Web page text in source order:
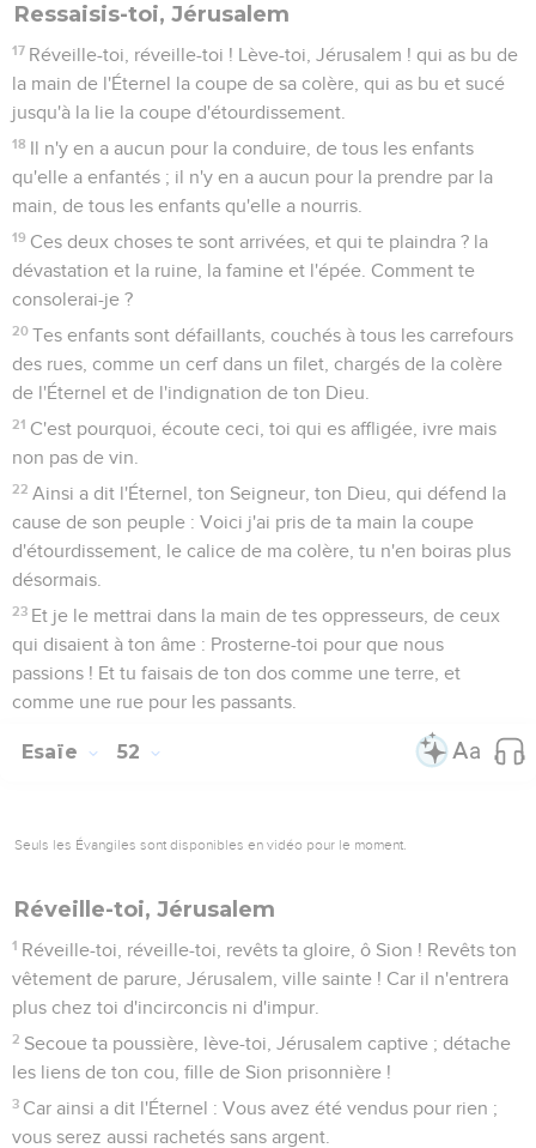
Ressaisis-toi, Jérusalem
17 Réveille-toi, réveille-toi ! Lève-toi, Jérusalem ! qui as bu de
la main de l'Éternel la coupe de sa colère, qui as bu et sucé
jusqu'à la lie la coupe d'étourdissement.
18 Il n'y en a aucun pour la conduire, de tous les enfants
qu'elle a enfantés ; il n'y en a aucun pour la prendre par la
main, de tous les enfants qu'elle a nourris.
19 Ces deux choses te sont arrivées, et qui te plaindra ? la
dévastation et la ruine, la famine et l'épée. Comment te
consolerai-je ?
20 Tes enfants sont défaillants, couchés à tous les carrefours
des rues, comme un cerf dans un filet, chargés de la colère
de l'Éternel et de l'indignation de ton Dieu.
21 C'est pourquoi, écoute ceci, toi qui es affligée, ivre mais
non pas de vin.
22 Ainsi a dit l'Éternel, ton Seigneur, ton Dieu, qui défend la
cause de son peuple : Voici j'ai pris de ta main la coupe
d'étourdissement, le calice de ma colère, tu n'en boiras plus
désormais.
23 Et je le mettrai dans la main de tes oppresseurs, de ceux
qui disaient à ton âme : Prosterne-toi pour que nous
passions ! Et tu faisais de ton dos comme une terre, et
comme une rue pour les passants.
Esaïe 52
Seuls les Évangiles sont disponibles en vidéo pour le moment.
Réveille-toi, Jérusalem
1 Réveille-toi, réveille-toi, revêts ta gloire, ô Sion ! Revêts ton
vêtement de parure, Jérusalem, ville sainte ! Car il n'entrera
plus chez toi d'incirconcis ni d'impur.
2 Secoue ta poussière, lève-toi, Jérusalem captive ; détache
les liens de ton cou, fille de Sion prisonnière !
3 Car ainsi a dit l'Éternel : Vous avez été vendus pour rien ;
vous serez aussi rachetés sans argent.